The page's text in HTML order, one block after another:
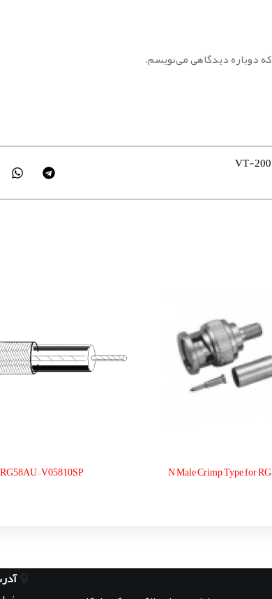
دوباره دیدگاهی می‌نویسم.
N Male Crimp Type for
RG58AU – V05810SP